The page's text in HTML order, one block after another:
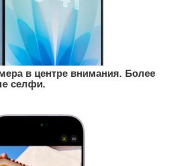
в центре внимания. Более
селфи.